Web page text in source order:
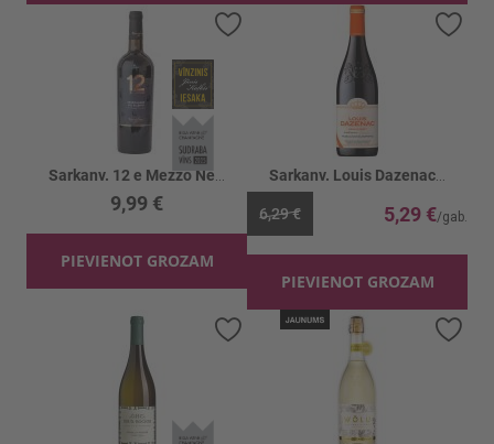
9,99 €
PIEVIENOT GROZAM
6,29 € 5,29 €
PIEVIENOT GROZAM
Pievienot vēlmju sarakstam